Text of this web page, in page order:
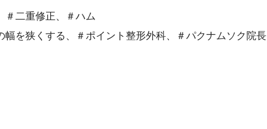
＃二重修正、＃ハム
幅を狭くする、＃ポイント整形外科、＃パクナムソク院長